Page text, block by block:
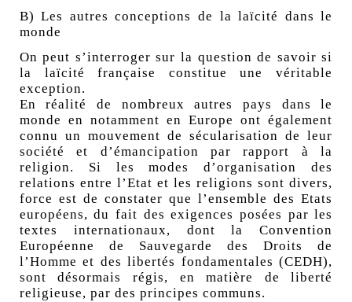
B) Les autres conceptions de la laïcité dans le
monde
On peut s’interroger sur la question de savoir si
la laïcité française constitue une véritable
exception.
En réalité de nombreux autres pays dans le
monde en notamment en Europe ont également
connu un mouvement de sécularisation de leur
société et d’émancipation par rapport à la
religion. Si les modes d’organisation des
relations entre l’Etat et les religions sont divers,
force est de constater que l’ensemble des Etats
européens, du fait des exigences posées par les
textes internationaux, dont la Convention
Européenne de Sauvegarde des Droits de
l’Homme et des libertés fondamentales (CEDH),
sont désormais régis, en matière de liberté
religieuse, par des principes communs.